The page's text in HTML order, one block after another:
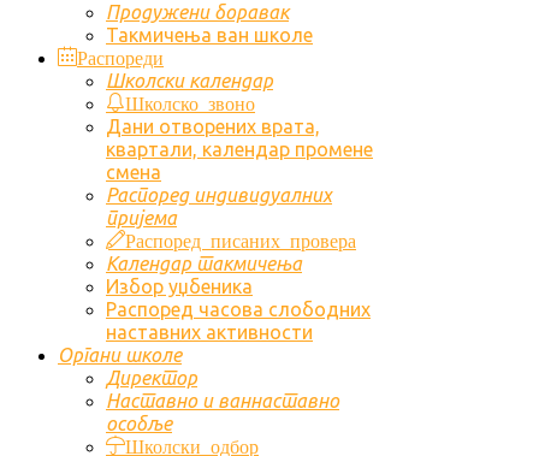
Продужени боравак
Такмичења ван школе
Распореди
Школски календар
Школско звоно
Дани отворених врата,
квартали, календар промене
смена
Распоред индивидуалних
пријема
Распоред писаних провера
Календар такмичења
Избор уџбеника
Распоред часова слободних
наставних активности
Органи школе
Директор
Наставно и ваннаставно
особље
Школски одбор